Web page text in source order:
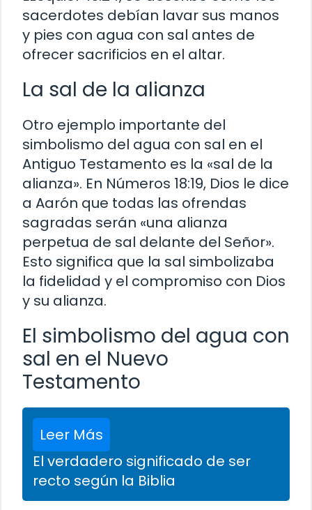
sacerdotes debían lavar sus manos
y pies con agua con sal antes de
ofrecer sacrificios en el altar.
La sal de la alianza
Otro ejemplo importante del
simbolismo del agua con sal en el
Antiguo Testamento es la «sal de la
alianza». En Números 18:19, Dios le dice
a Aarón que todas las ofrendas
sagradas serán «una alianza
perpetua de sal delante del Señor».
Esto significa que la sal simbolizaba
la fidelidad y el compromiso con Dios
y su alianza.
El simbolismo del agua con
sal en el Nuevo
Testamento
Leer Más
El verdadero significado de ser
recto según la Biblia